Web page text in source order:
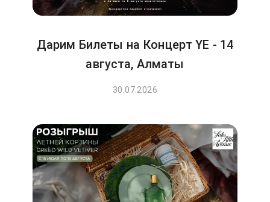
Дарим Билеты на Концерт YE - 14
августа, Алматы
30.07.2026